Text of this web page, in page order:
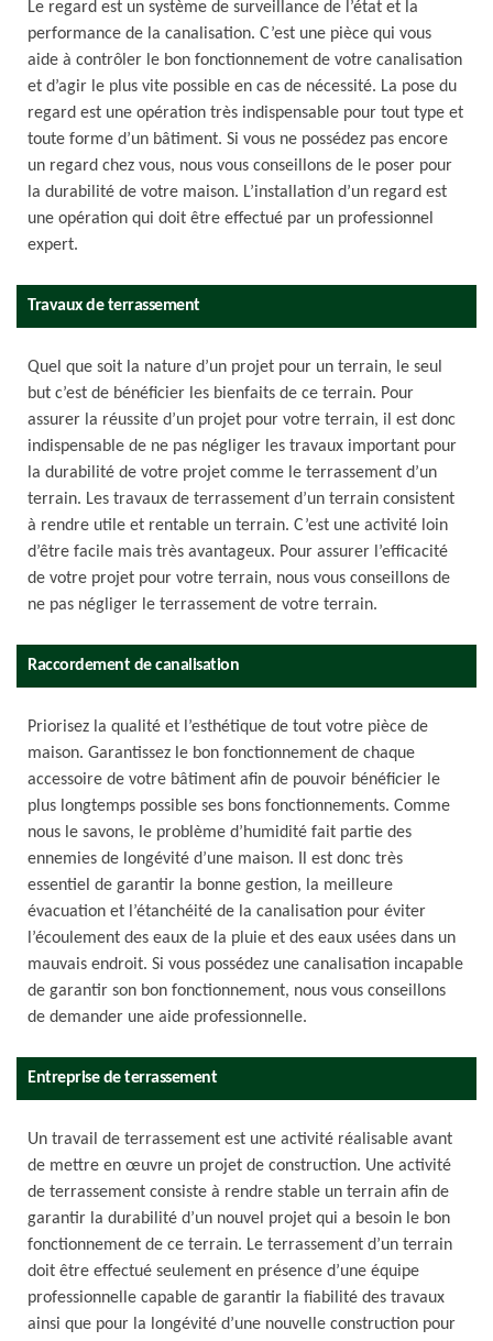
Le regard est un système de surveillance de l’état et la
performance de la canalisation. C’est une pièce qui vous
aide à contrôler le bon fonctionnement de votre canalisation
et d’agir le plus vite possible en cas de nécessité. La pose du
regard est une opération très indispensable pour tout type et
toute forme d’un bâtiment. Si vous ne possédez pas encore
un regard chez vous, nous vous conseillons de le poser pour
la durabilité de votre maison. L’installation d’un regard est
une opération qui doit être effectué par un professionnel
expert.
Travaux de terrassement
Quel que soit la nature d’un projet pour un terrain, le seul
but c’est de bénéficier les bienfaits de ce terrain. Pour
assurer la réussite d’un projet pour votre terrain, il est donc
indispensable de ne pas négliger les travaux important pour
la durabilité de votre projet comme le terrassement d’un
terrain. Les travaux de terrassement d’un terrain consistent
à rendre utile et rentable un terrain. C’est une activité loin
d’être facile mais très avantageux. Pour assurer l’efficacité
de votre projet pour votre terrain, nous vous conseillons de
ne pas négliger le terrassement de votre terrain.
Raccordement de canalisation
Priorisez la qualité et l’esthétique de tout votre pièce de
maison. Garantissez le bon fonctionnement de chaque
accessoire de votre bâtiment afin de pouvoir bénéficier le
plus longtemps possible ses bons fonctionnements. Comme
nous le savons, le problème d’humidité fait partie des
ennemies de longévité d’une maison. Il est donc très
essentiel de garantir la bonne gestion, la meilleure
évacuation et l’étanchéité de la canalisation pour éviter
l’écoulement des eaux de la pluie et des eaux usées dans un
mauvais endroit. Si vous possédez une canalisation incapable
de garantir son bon fonctionnement, nous vous conseillons
de demander une aide professionnelle.
Entreprise de terrassement
Un travail de terrassement est une activité réalisable avant
de mettre en œuvre un projet de construction. Une activité
de terrassement consiste à rendre stable un terrain afin de
garantir la durabilité d’un nouvel projet qui a besoin le bon
fonctionnement de ce terrain. Le terrassement d’un terrain
doit être effectué seulement en présence d’une équipe
professionnelle capable de garantir la fiabilité des travaux
ainsi que pour la longévité d’une nouvelle construction pour